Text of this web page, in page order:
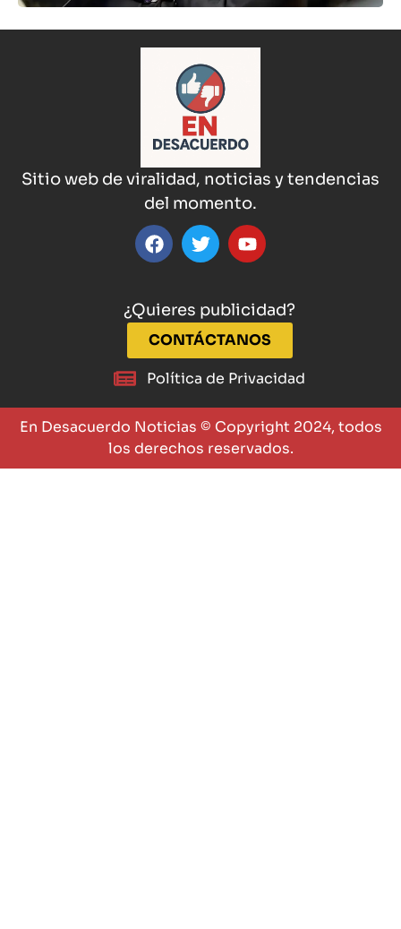
¿Quieres publicidad?
CONTÁCTANOS
Política de Privacidad
Sitio web de viralidad, noticias y tendencias
del momento.
En Desacuerdo Noticias © Copyright 2024, todos
los derechos reservados.